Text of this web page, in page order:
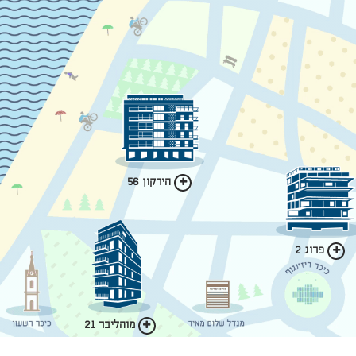
הירקון 56
פרוג 2
מוהליבר 21